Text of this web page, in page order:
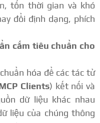
tốn thời gian và khó
đổi định dạng, phích
cắm tiêu chuẩn cho
hóa để các tác tử
Clients) kết nối và
dữ liệu khác nhau
liệu của chúng thông